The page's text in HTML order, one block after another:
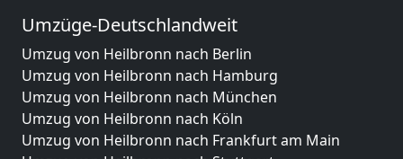
Umzüge-Deutschlandweit
Umzug von Heilbronn nach Berlin
Umzug von Heilbronn nach Hamburg
Umzug von Heilbronn nach München
Umzug von Heilbronn nach Köln
Umzug von Heilbronn nach Frankfurt am Main